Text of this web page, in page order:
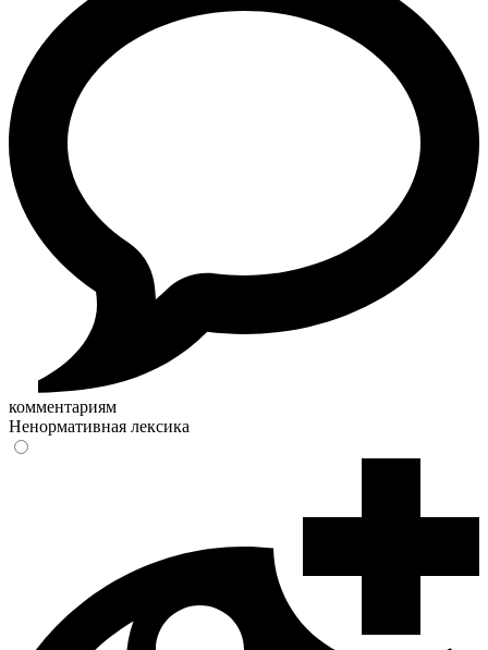
комментариям
Ненормативная лексика